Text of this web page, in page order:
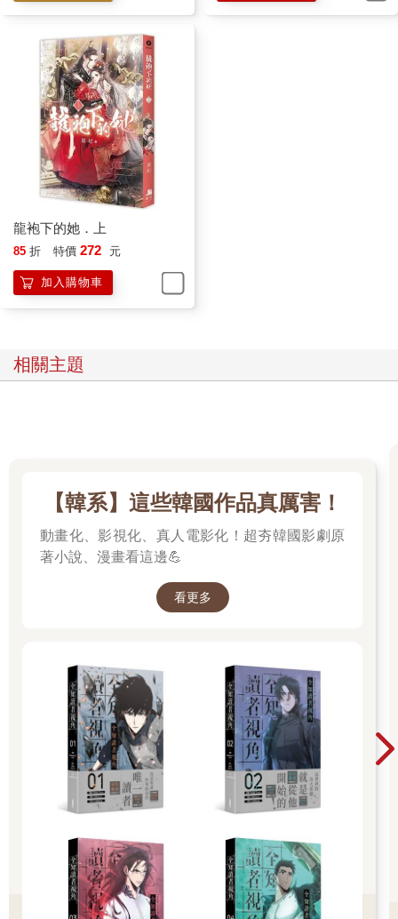
龍袍下的她．上
85 折 特價 272 元
加入購物車
相關主題
【韓系】這些韓國作品真厲害！
動畫化、影視化、真人電影化！超夯韓國影劇原
著小說、漫畫看這邊💪
看更多